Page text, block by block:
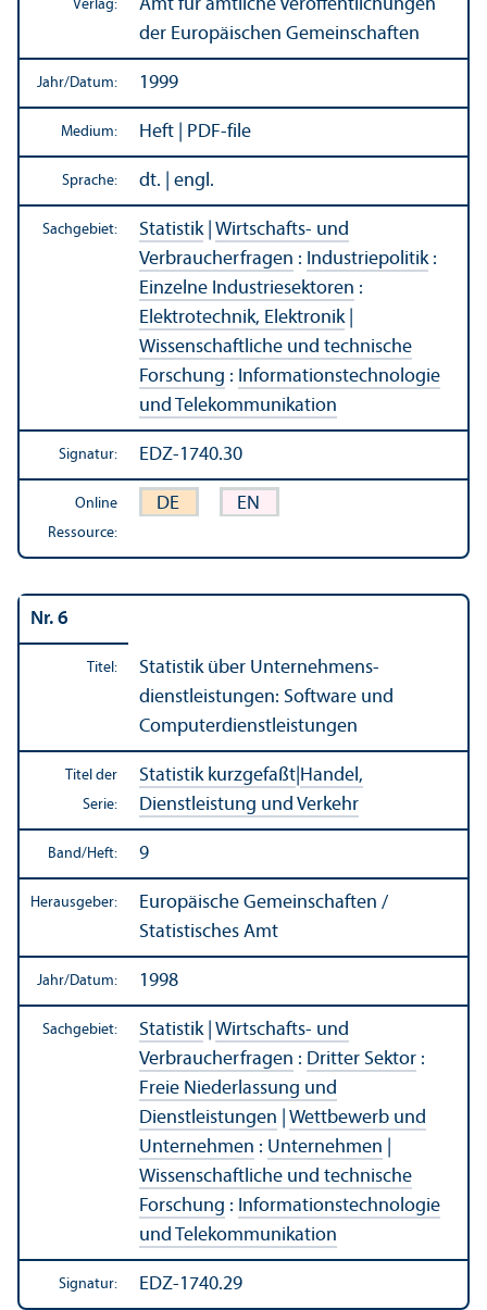
Verlag:
Amt für amtliche Veröffentlichungen
der Europäischen Gemeinschaften
Jahr/Datum: 1999
Medium: Heft | PDF-file
Sprache: dt. | engl.
Sachgebiet: Statistik| Wirtschafts- und
Verbraucherfragen : Industriepolitik:
Einzelne Industriesektoren :
Elektrotechnik, Elektronik|
Wissenschaft­liche und technische
Forschung : Informations­technologie
und Telekommunikation
Signatur: EDZ-1740.30
Online
Ressource:
DE EN
Nr. 6
Titel:
Statistik über Unter­nehmens­
dienstleistungen: Software und
Computer­dienstleistungen
Titel der
Serie:
Statistik kurzgefaßt Handel,
Dienstleistung und Verkehr
Band/Heft: 9
Herausgeber:
Europäische Gemeinschaften /
Statistisches Amt
Jahr/Datum: 1998
Sachgebiet: Statistik| Wirtschafts- und
Verbraucherfragen : Dritter Sektor :
Freie Niederlassung und
Dienstleistungen
Wettbewerb und
Unter­nehmen : Unter­nehmen
Wissenschaft­liche und technische
Forschung : Informations­technologie
und Telekommunikation
Signatur: EDZ-1740.29